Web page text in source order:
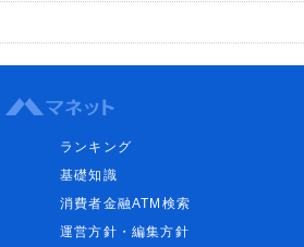
ランキング
基礎知識
消費者金融ATM検索
運営方針・編集方針